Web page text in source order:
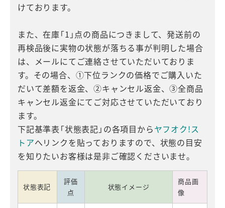
けております。
また、在庫「1」点の商品につきまして、発送前の
再検品後に実物の状態が落ちる事が判明した場合
は、メールにてご連絡させていただいておりま
す。その場合、①下位ランクの価格でご購入いた
だいて差額を返金、②キャンセル返金、③全商品
キャンセル返金にてご対応させていただいており
ます。
下記基準表「状態表記」の各項目からヤフオク!ス
トアへリンクを貼っておりますので、状態の目安
を知りたいお客様は是非ご確認くださいませ。
状態表記
評価
点
状態イメージ
商品画
像